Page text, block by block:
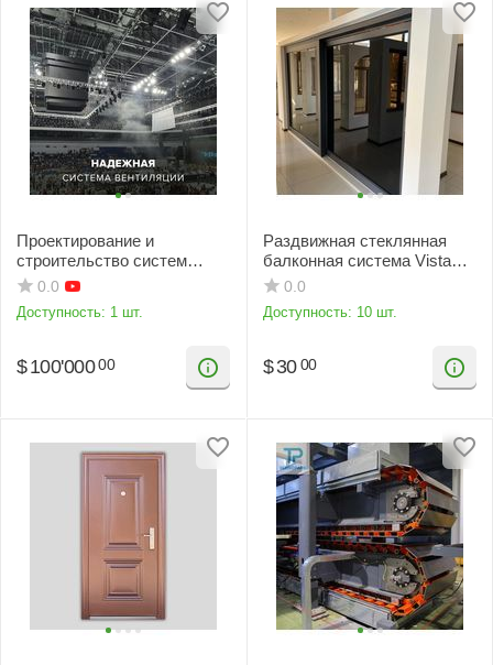
Проектирование и
строительство систем
вентиляции
0.0
Доступность: 1 шт.
$100'000 00
Раздвижная стеклянная
балконная система Vista
Slider
0.0
Доступность: 10 шт.
$30 00